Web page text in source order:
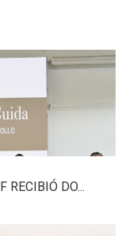
RECIBIÓ DO...